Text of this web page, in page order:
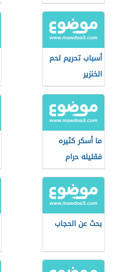
أسباب تحريم لحم
الخنزير
ما أسكر كثيره
فقليله حرام
بحث عن الحجاب